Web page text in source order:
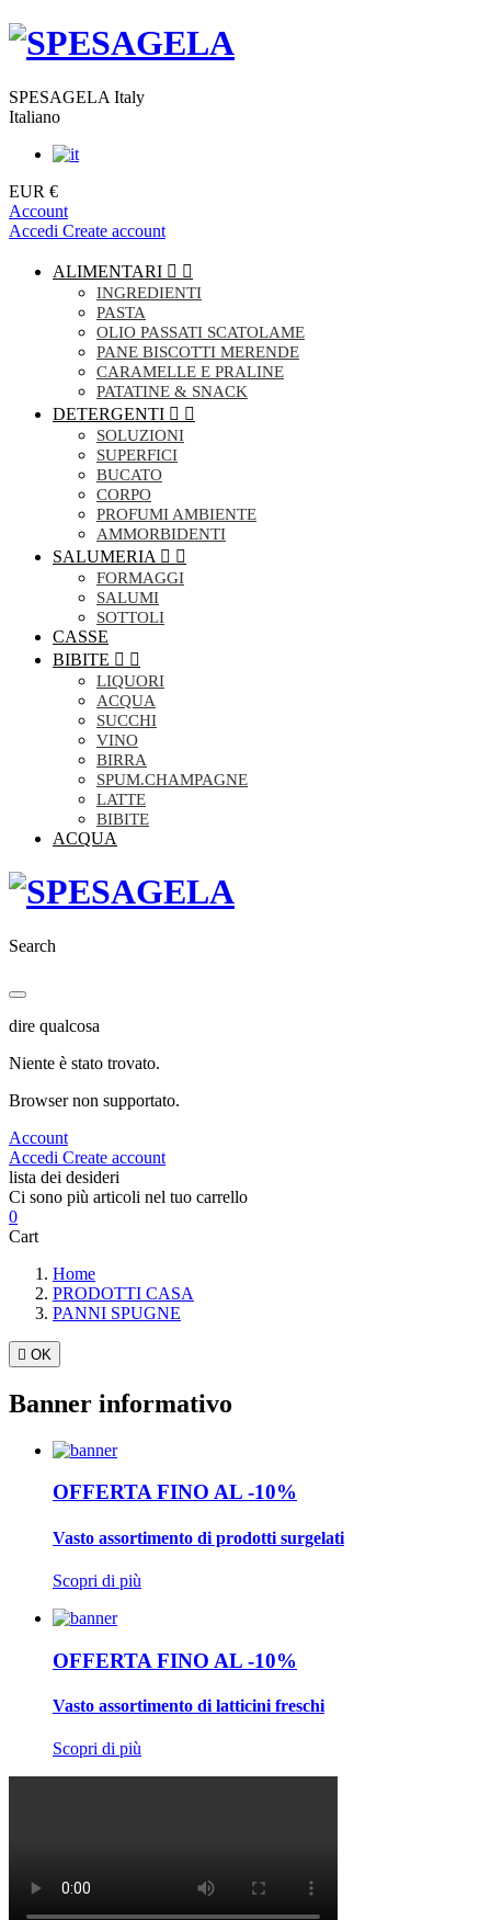
SPESAGELA Italy
Italiano
EUR €
Account
Accedi Create account
ALIMENTARI  
INGREDIENTI
PASTA
OLIO PASSATI SCATOLAME
PANE BISCOTTI MERENDE
CARAMELLE E PRALINE
PATATINE & SNACK
DETERGENTI  
SOLUZIONI
SUPERFICI
BUCATO
CORPO
PROFUMI AMBIENTE
AMMORBIDENTI
SALUMERIA  
FORMAGGI
SALUMI
SOTTOLI
CASSE
BIBITE  
LIQUORI
ACQUA
SUCCHI
VINO
BIRRA
SPUM.CHAMPAGNE
LATTE
BIBITE
ACQUA
Search
dire qualcosa
Niente è stato trovato.
Browser non supportato.
Account
Accedi Create account
lista dei desideri
Ci sono più articoli nel tuo carrello
0
Cart
Home
PRODOTTI CASA
PANNI SPUGNE
 OK
Banner informativo
OFFERTA FINO AL -10%
Vasto assortimento di prodotti surgelati
Scopri di più
OFFERTA FINO AL -10%
Vasto assortimento di latticini freschi
Scopri di più